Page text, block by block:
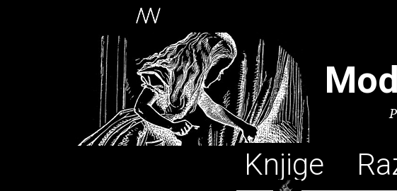
Knjige